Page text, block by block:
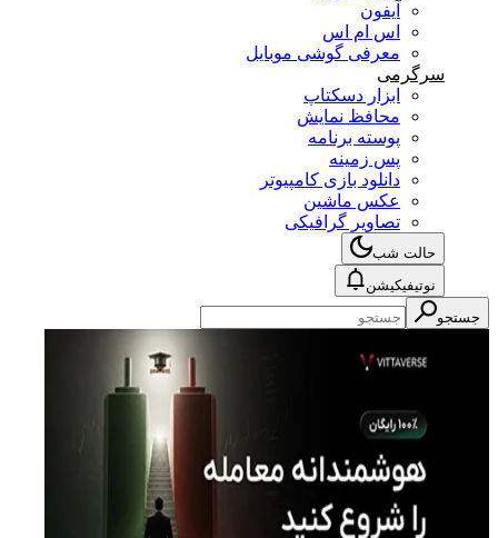
آیفون
اس ام اس
معرفی گوشی موبایل
سرگرمی
ابزار دسکتاپ
محافظ نمایش
پوسته برنامه
پس زمینه
دانلود بازی کامپیوتر
عکس ماشین
تصاویر گرافیکی
حالت شب
نوتیفیکیشن
جستجو